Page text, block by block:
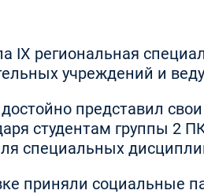
IX региональная
учреждений и
представил
студентам группы
специальных
приняли социальные